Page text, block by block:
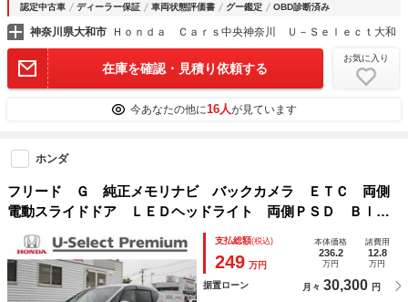
認定中古車 ディーラー保証 車両状態評価書 グー鑑定 OBD診断済み
神奈川県大和市 Ｈｏｎｄａ Ｃａｒｓ中央神奈川 Ｕ－Ｓｅｌｅｃｔ大和
在庫を確認・見積り依頼する
お気に入り
今あなたの他に16人が見ています
ホンダ
フリード Ｇ 純正メモリナビ バックカメラ ＥＴＣ 両側
電動スライドドア ＬＥＤヘッドライト 両側ＰＳＤ Ｂｌｕ
ｅｔｏｏｔｈ対応 ＡＣＣ ＬＫＡＳ ＡＵＸ 助手席エアバ
ッグ 盗難防止システム Ｂカメラ ＥＳＣ ＡＣ
支払総額(税込)
249 万円
本体価格
236.2
万円
諸費用
12.8
万円
据置ローン 月々 30,300 円